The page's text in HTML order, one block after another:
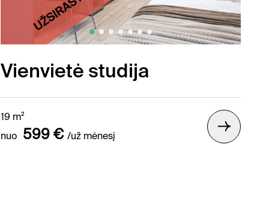
Vienvietė studija
19 m²
nuo
599 € /už mėnesį